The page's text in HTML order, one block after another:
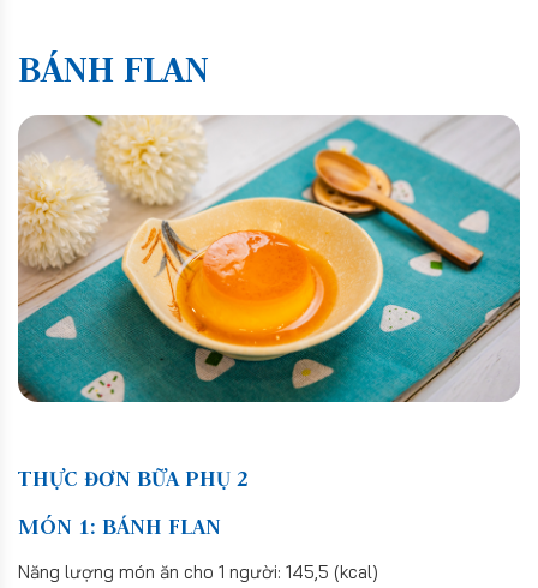
BÁNH FLAN
THỰC ĐƠN BỮA PHỤ 2
MÓN 1: BÁNH FLAN
Năng lượng món ăn cho 1 người: 145,5 (kcal)